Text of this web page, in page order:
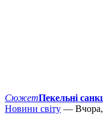
СюжетПекельні
Новини світу — Вчора,